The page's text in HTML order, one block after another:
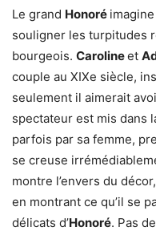
Le grand Honoré
souligner les turpitudes
bourgeois. Carolineet
couple au XIXe siècle,
seulement il aimerait
spectateur est mis dans
parfois par sa femme,
se creuse
montre l’envers du
en montrant ce qu’il se
délicats d’Honoré. Pas